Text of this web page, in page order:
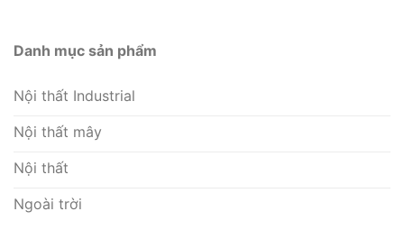
Danh mục sản phẩm
Nội thất Industrial
Nội thất mây
Nội thất
Ngoài trời